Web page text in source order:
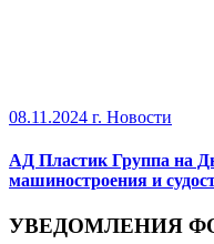
08.11.2024 г. Новости
АД Пластик Группа на
машиностроения и
УВЕДОМЛЕНИЯ